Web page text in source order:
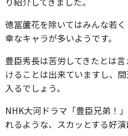
徳冨蘆花を除いてはみんな若
幸なキャラが多いようです。
豊臣秀長は苦労してきたとは
けることは出来ていますし、
入るでしょう。
NHK大河ドラマ「豊臣兄弟！
れるような、スカッとする好演